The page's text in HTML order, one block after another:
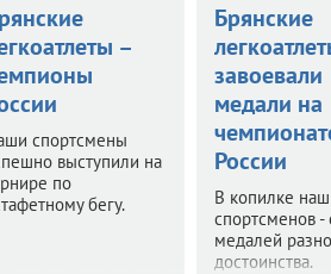
–
спортсмены
выступили на
по
бегу.
Брянские
завоевали
медали на
России
В копилке
спортсменов -
медалей
достоинства.